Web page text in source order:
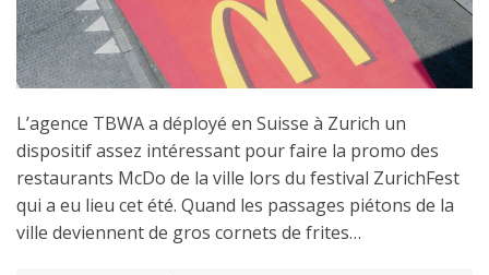
L’agence TBWA a déployé en Suisse à Zurich un
dispositif assez intéressant pour faire la promo des
restaurants McDo de la ville lors du festival ZurichFest
qui a eu lieu cet été. Quand les passages piétons de la
ville deviennent de gros cornets de frites…